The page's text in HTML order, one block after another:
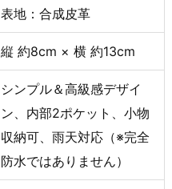
表地：合成皮革
縦 約8cm × 横 約13cm
シンプル＆高級感デザイ
ン、内部2ポケット、小物
収納可、雨天対応（※完全
防水ではありません）